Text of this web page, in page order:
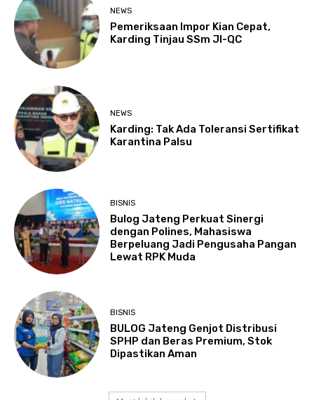
NEWS
Pemeriksaan Impor Kian Cepat,
Karding Tinjau SSm JI-QC
NEWS
Karding: Tak Ada Toleransi Sertifikat
Karantina Palsu
BISNIS
Bulog Jateng Perkuat Sinergi
dengan Polines, Mahasiswa
Berpeluang Jadi Pengusaha Pangan
Lewat RPK Muda
BISNIS
BULOG Jateng Genjot Distribusi
SPHP dan Beras Premium, Stok
Dipastikan Aman